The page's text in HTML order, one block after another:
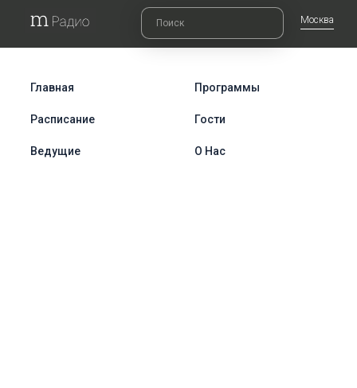
Москва
Главная Программы
Расписание Гости
Ведущие О Нас